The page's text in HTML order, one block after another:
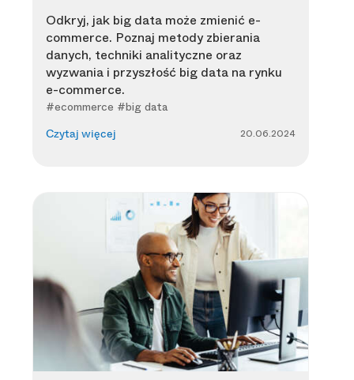
Odkryj, jak big data może zmienić e-
commerce. Poznaj metody zbierania
danych, techniki analityczne oraz
wyzwania i przyszłość big data na rynku
e-commerce.
#ecommerce #big data
Czytaj więcej 20.06.2024